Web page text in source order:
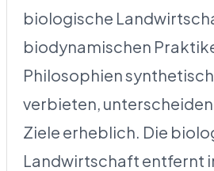
biologische
biodynamischen
Philosophien
verbieten,
Ziele erheblich. Die
Landwirtschaft entfernt